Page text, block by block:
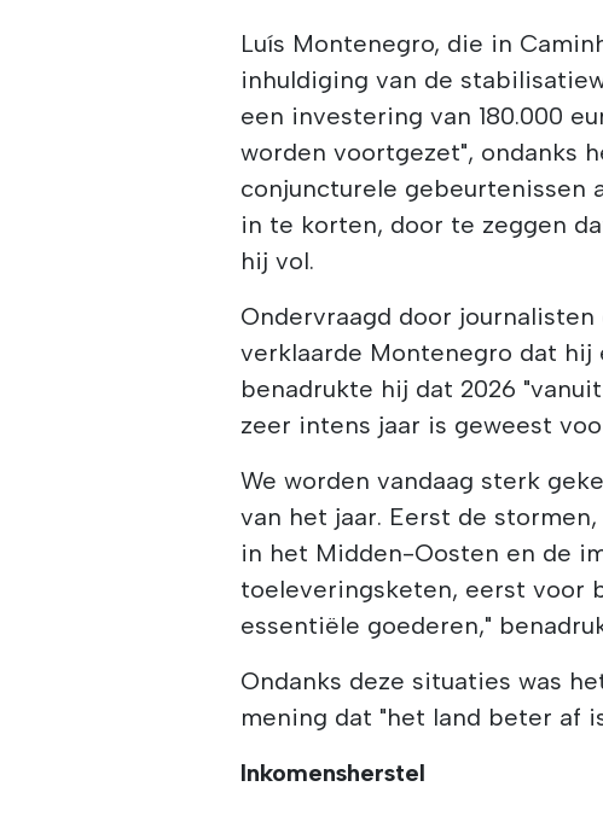
Luís Montenegro, die in
inhuldiging van de
een investering van 180.000
worden voortgezet", ondanks
conjuncturele gebeurtenissen
in te korten, door te zeggen
hij vol.
Ondervraagd door
verklaarde Montenegro dat hij
benadrukte hij dat 2026
zeer intens jaar is geweest
We worden vandaag sterk
van het jaar. Eerst de
in het Midden-Oosten en de
toeleveringsketen, eerst voor
essentiële goederen,"
Ondanks deze situaties was
mening dat "het land beter af
Inkomensherstel